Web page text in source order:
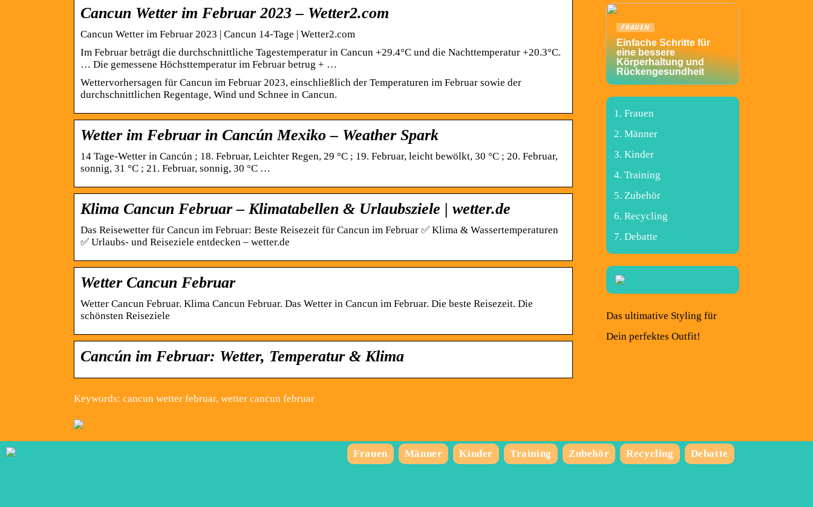
Cancun Wetter im Februar 2023 – Wetter2.com
Cancun Wetter im Februar 2023 | Cancun 14-Tage | Wetter2.com
Im Februar beträgt die durchschnittliche Tagestemperatur in Cancun +29.4°C und die Nachttemperatur +20.3°C.
… Die gemessene Höchsttemperatur im Februar betrug + …
Wettervorhersagen für Cancun im Februar 2023, einschließlich der Temperaturen im Februar sowie der
durchschnittlichen Regentage, Wind und Schnee in Cancun.
Wetter im Februar in Cancún Mexiko – Weather Spark
14 Tage-Wetter in Cancún ; 18. Februar, Leichter Regen, 29 °C ; 19. Februar, leicht bewölkt, 30 °C ; 20. Februar,
sonnig, 31 °C ; 21. Februar, sonnig, 30 °C …
Klima Cancun Februar – Klimatabellen & Urlaubsziele | wetter.de
Das Reisewetter für Cancun im Februar: Beste Reisezeit für Cancun im Februar ✅ Klima & Wassertemperaturen
✅ Urlaubs- und Reiseziele entdecken – wetter.de
Wetter Cancun Februar
Wetter Cancun Februar. Klima Cancun Februar. Das Wetter in Cancun im Februar. Die beste Reisezeit. Die
schönsten Reiseziele
Cancún im Februar: Wetter, Temperatur & Klima
Keywords: cancun wetter februar, wetter cancun februar
FRAUEN
Einfache Schritte für
eine bessere
Körperhaltung und
Rückengesundheit
Frauen
Männer
Kinder
Training
Zubehör
Recycling
Debatte
Das ultimative Styling für
Dein perfektes Outfit!
Frauen Männer Kinder Training Zubehör Recycling Debatte